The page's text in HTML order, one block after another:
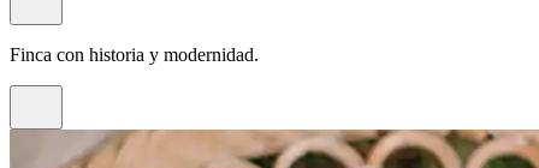
Con el sello del chef Juan Antonio Rayos.